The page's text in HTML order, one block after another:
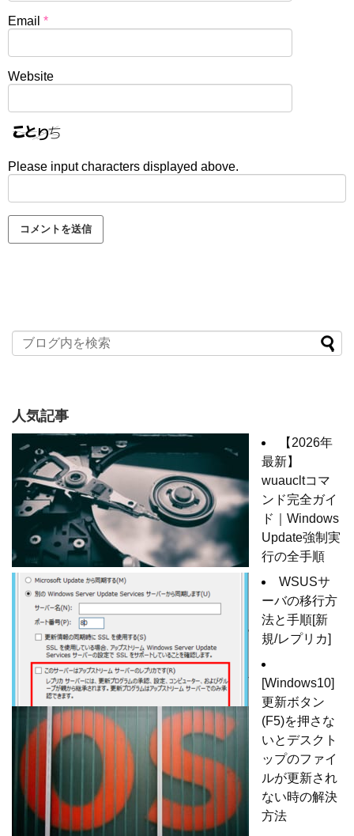
Email *
Website
Please input characters displayed above.
人気記事
【2026年
最新】
wuaucltコマ
ンド完全ガイ
ド｜Windows
Update強制実
行の全手順
WSUSサ
ーバの移行方
法と手順[新
規/レプリカ]
[Windows10]
更新ボタン
(F5)を押さな
いとデスクト
ップのファイ
ルが更新され
ない時の解決
方法